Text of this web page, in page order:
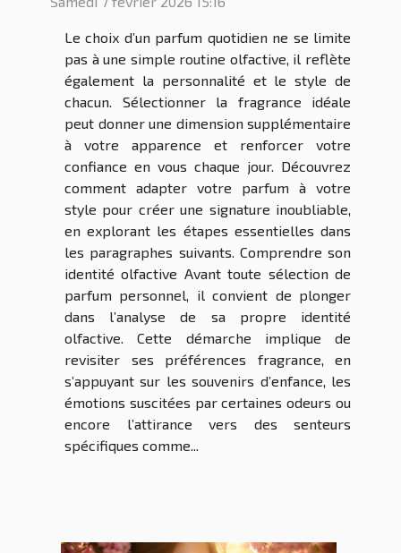
Le choix d’un parfum quotidien ne se limite
pas à une simple routine olfactive, il reflète
également la personnalité et le style de
chacun. Sélectionner la fragrance idéale
peut donner une dimension supplémentaire
à votre apparence et renforcer votre
confiance en vous chaque jour. Découvrez
comment adapter votre parfum à votre
style pour créer une signature inoubliable,
en explorant les étapes essentielles dans
les paragraphes suivants. Comprendre son
identité olfactive Avant toute sélection de
parfum personnel, il convient de plonger
dans l’analyse de sa propre identité
olfactive. Cette démarche implique de
revisiter ses préférences fragrance, en
s’appuyant sur les souvenirs d’enfance, les
émotions suscitées par certaines odeurs ou
encore l’attirance vers des senteurs
spécifiques comme...